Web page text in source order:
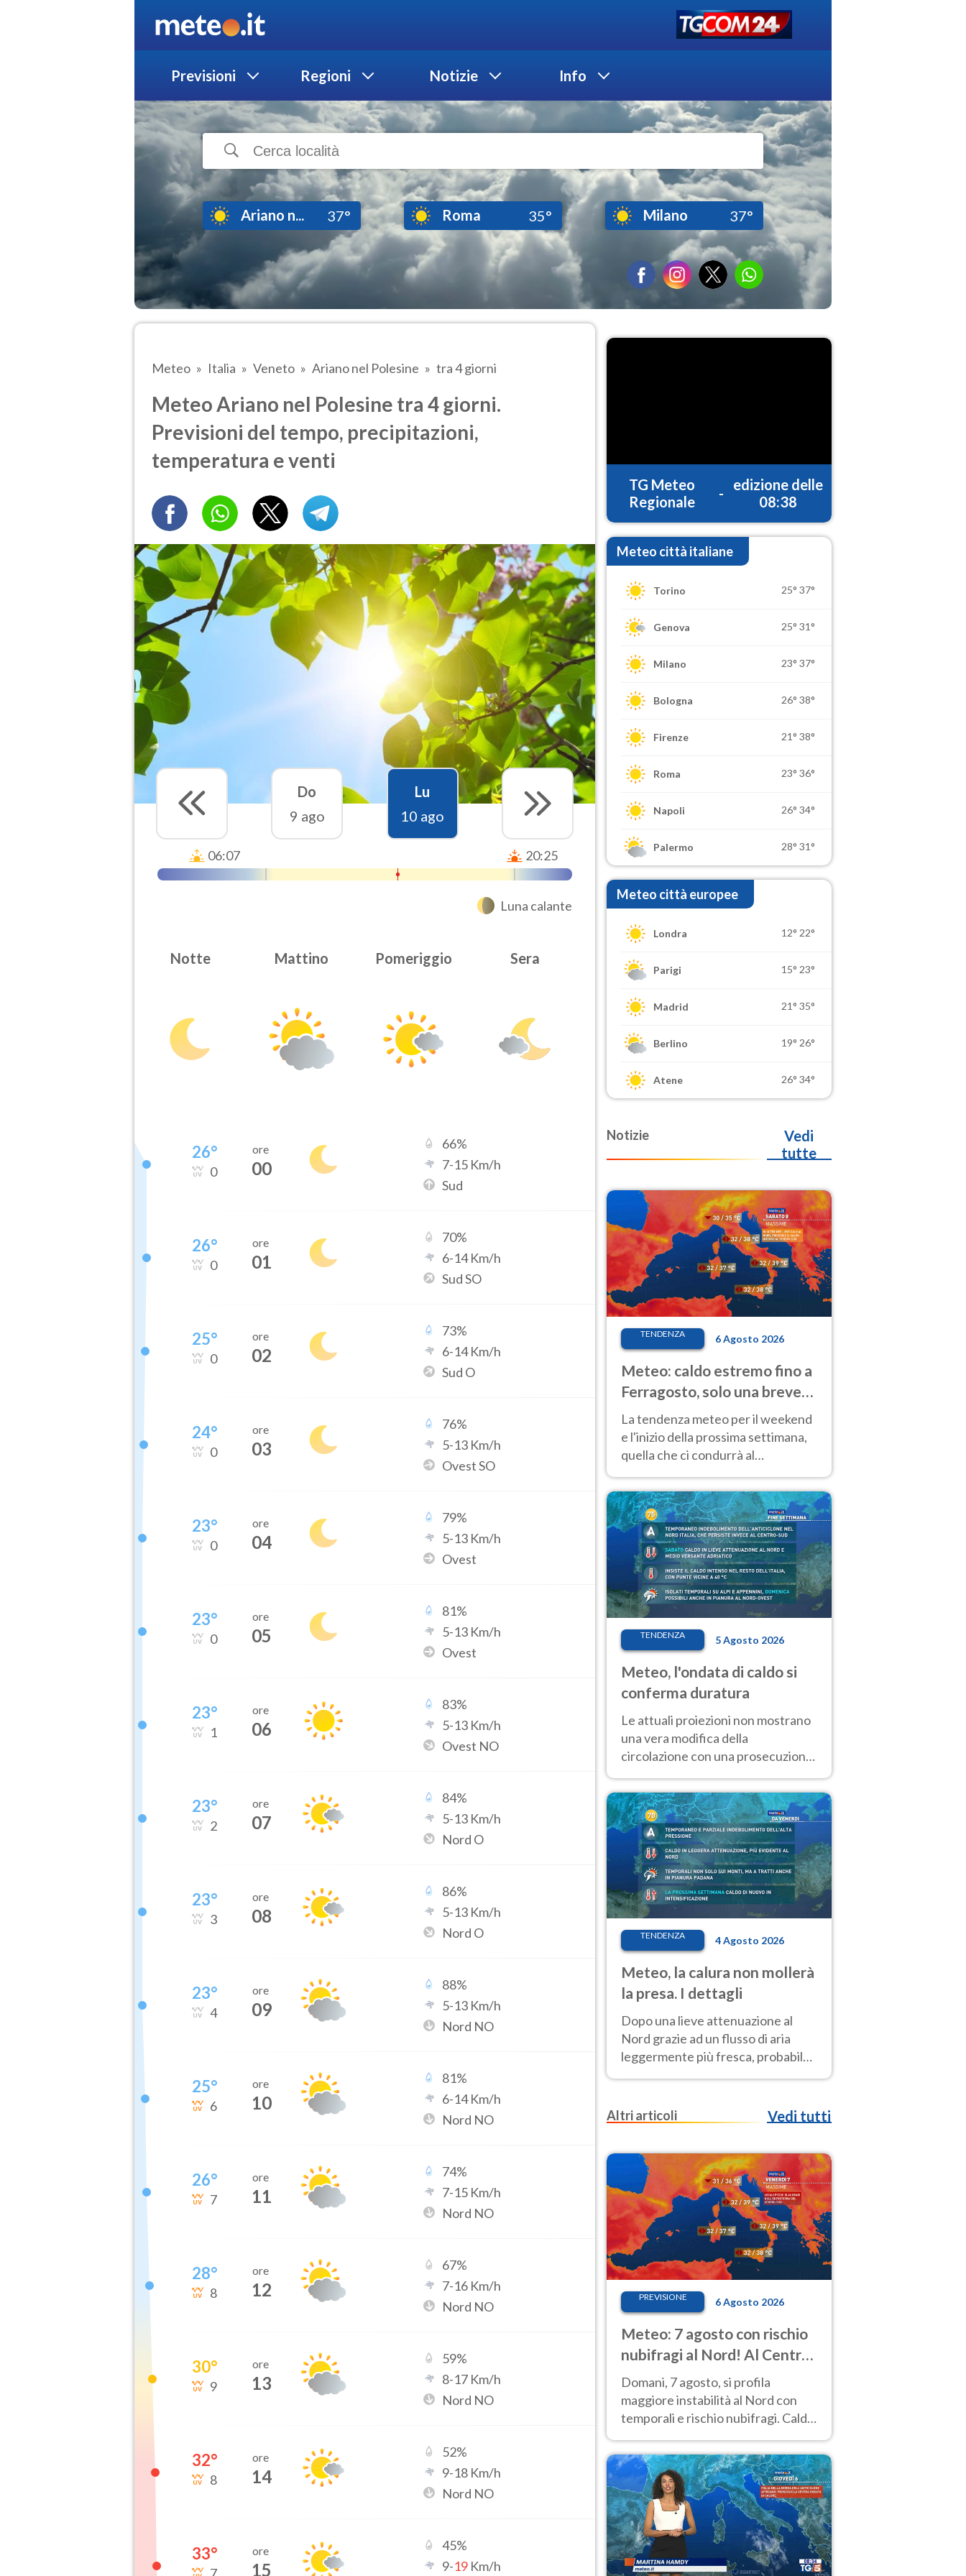
Previsioni Regioni Notizie Info
Ariano n... 37° Roma 35° Milano 37°
Meteo Italia Veneto Ariano nel Polesine tra 4 giorni
Meteo Ariano nel Polesine tra 4 giorni.
Previsioni del tempo, precipitazioni,
temperatura e venti
Do
9 ago
Lu
10 ago
06:07 20:25
Luna calante
Notte Mattino Pomeriggio Sera
26°
0
ore
00
66%
7-15 Km/h
Sud
26°
0
ore
01
70%
6-14Km/h
Sud SO
25°
0
ore
02
73%
6-14Km/h
Sud O
24°
0
ore
03
76%
5-13 Km/h
Ovest SO
23°
0
ore
04
79%
5-13 Km/h
Ovest
23°
0
ore
05
81%
5-13 Km/h
Ovest
23°
1
ore
06
83%
5-13 Km/h
Ovest NO
23°
2
ore
07
84%
5-13 Km/h
Nord O
23°
3
ore
08
86%
5-13 Km/h
Nord O
23°
4
ore
09
88%
5-13 Km/h
Nord NO
25°
6
ore
10
81%
6-14Km/h
Nord NO
26°
7
ore
11
74%
7-15 Km/h
Nord NO
28°
8
ore
12
67%
7-16 Km/h
Nord NO
30°
9
ore
13
59%
8-17 Km/h
Nord NO
32°
8
ore
14
52%
9-18 Km/h
Nord NO
33° ore
15
45%
9-19 Km/h
TG Meteo
Regionale
-
edizione delle
08:38
Meteo città italiane
Torino 25° 37°
Genova 25° 31°
Milano 23° 37°
Bologna 26° 38°
Firenze 21° 38°
Roma 23° 36°
Napoli 26° 34°
Palermo 28° 31°
Meteo città europee
Londra 12° 22°
Parigi 15° 23°
Madrid 21° 35°
Berlino 19° 26°
Atene 26° 34°
Notizie
Vedi
tutte
TENDENZA 6 Agosto 2026
Meteo: caldo estremo fino a
Ferragosto, solo una breve
pausa. Ecco dove
La tendenza meteo per il weekend
e l'inizio della prossima settimana,
quella che ci condurrà al
temperature molto elevate
TENDENZA 5 Agosto 2026
Meteo, l'ondata di caldo si
conferma duratura
Le attuali proiezioni non mostrano
una vera modifica della
circolazione con una prosecuzione
giorni, compresa la settimana di
Ferragosto
TENDENZA 4 Agosto 2026
Meteo, la calura non mollerà
la presa. I dettagli
Dopo una lieve attenuazione al
Nord grazie ad un flusso di aria
leggermente più fresca, probabile
nuovo rinforzo dell’anticiclone
Altri articoli
Vedi tutti
PREVISIONE 6 Agosto 2026
Meteo: 7 agosto con rischio
nubifragi al Nord! Al Centro-
Sud caldo estremo
Domani, 7 agosto, si profila
maggiore instabilità al Nord con
temporali e rischio nubifragi. Caldo
previsioni.